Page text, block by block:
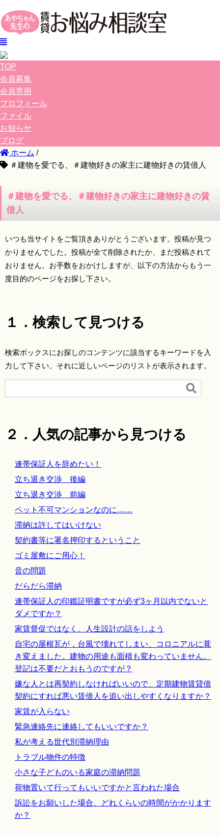
TOP
会員募集
会員専用
プロフィール
ファイル
お知らせ
ブログ
ホーム /
＃建物を愛でる、＃建物好きの家主に建物好きの賃借人
＃建物を愛でる、＃建物好きの家主に建物好きの賃
借人
いつも当サイトをご覧頂きありがとうございます。投稿が見つ
かりませんでした。投稿が全て削除されたか、まだ投稿されて
おりません。お手数をおかけしますが、以下の方法からもう一
度目的のページをお探し下さい。
１．検索して見つける
検索ボックスにお探しのコンテンツに該当するキーワードを入
力して下さい。それに近しいページのリストが表示されます。

２．人気の記事から見つける
連帯保証人を辞めたい！
立ち退き交渉 後編
立ち退き交渉 前編
ペット不可マンションなのに……
滞納は許してはいけない
契約書等に署名押印するということ
ゴミ屋敷にご用心！
音の問題
だらだら滞納
連帯保証人の印鑑証明書ですが必ず3ヶ月以内でないと
ダメですか？
家賃督促ではなく、人生設計の話をしよう
自宅の屋根瓦が，台風で壊れてしまい、コロニアルに葺
き変えました。建物の用途も面積も変わっていません。
登記は不要だとおもうのですが？
嫌な人とは再契約しなければいいので、定期建物賃貸借
契約にすれば悪い賃借人を追い出しやすくなりますか？
家賃が入らない
緊急連絡先に連絡してもいいですか？
私が考える世代別滞納理由
トラブル物件の特徴
小さな子どものいる家庭の滞納問題
荷物置いて行ってもいいですかと言われた場合
訴訟をお願いした場合、どれくらいの時間がかかります
か？